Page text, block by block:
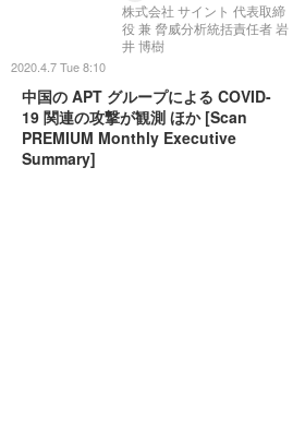
株式会社 サイント 代表取締
役 兼 脅威分析統括責任者 岩
井 博樹
2020.4.7 Tue 8:10
中国の APT グループによる COVID-
19 関連の攻撃が観測 ほか [Scan
PREMIUM Monthly Executive
Summary]